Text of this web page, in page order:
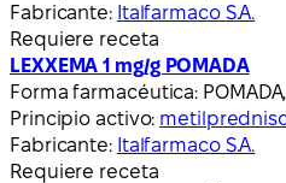
Fabricante: Italfarmaco S.A.
Requiere receta
LEXXEMA 1 mg/g POMADA
Forma farmacéutica:
Principio activo:
Fabricante: Italfarmaco S.A.
Requiere receta